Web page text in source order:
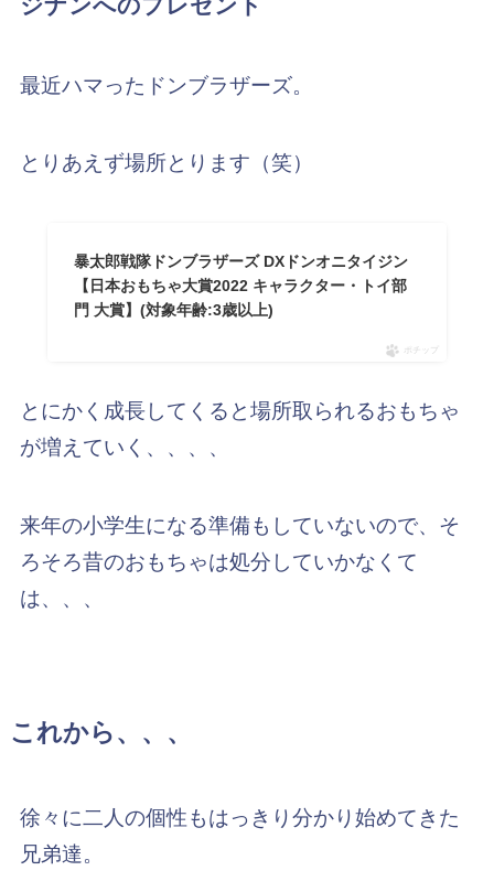
ジナンへのプレゼント
最近ハマったドンブラザーズ。
とりあえず場所とります（笑）
暴太郎戦隊ドンブラザーズ DXドンオニタイジン
【日本おもちゃ大賞2022 キャラクター・トイ部
門 大賞】(対象年齢:3歳以上)
ポチップ
とにかく成長してくると場所取られるおもちゃ
が増えていく、、、、
来年の小学生になる準備もしていないので、そ
ろそろ昔のおもちゃは処分していかなくて
は、、、
これから、、、
徐々に二人の個性もはっきり分かり始めてきた
兄弟達。